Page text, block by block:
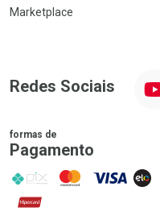
Marketplace
Redes Sociais
formas de
Pagamento
PIX MasterCard
VISA ELO
Hipercard